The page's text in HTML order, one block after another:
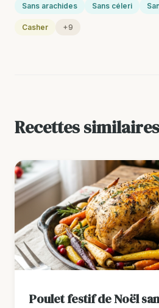
Sans arachides Sans céleri
Casher +9
Recettes similaires
Poulet festif de Noël